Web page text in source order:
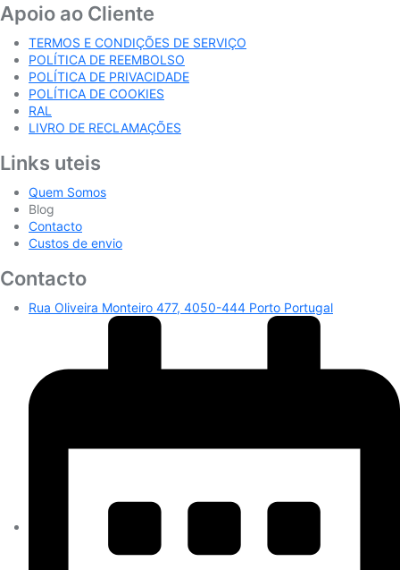
Apoio ao Cliente
TERMOS E CONDIÇÕES DE SERVIÇO
POLÍTICA DE REEMBOLSO
POLÍTICA DE PRIVACIDADE
POLÍTICA DE COOKIES
RAL
LIVRO DE RECLAMAÇÕES
Links uteis
Quem Somos
Blog
Contacto
Custos de envio
Contacto
Rua Oliveira Monteiro 477, 4050-444 Porto Portugal